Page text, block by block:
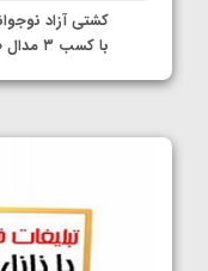
کشتی آزاد
با کسب ۳ مدال طلا، ۱ نقره و ۲ مدال برنز
1405/05/11
کشتی آزاد
فینالیست شدند